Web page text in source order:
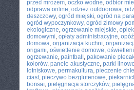
przed mrozem, oczko wodne, odbiór
odprawa online, odzież outdoorowa,
deszczowy, ogród miejski, ogród na
ogród wypoczynkowy, ogród zimowy
ekologiczne, ogrzewanie miejskie,
domowymi, opłaty administracyjne,
domowa, organizacja kuchni,
origami, oświetlenie domowe,
ogrzewanie, paintball , pakowanie
kolorów, panele akustyczne, parki linowe
lotniskowe, permakultura, pieczenie
ciast, pieczywo bezglutenowe,
bonsai, pielęgnacja storczyków,